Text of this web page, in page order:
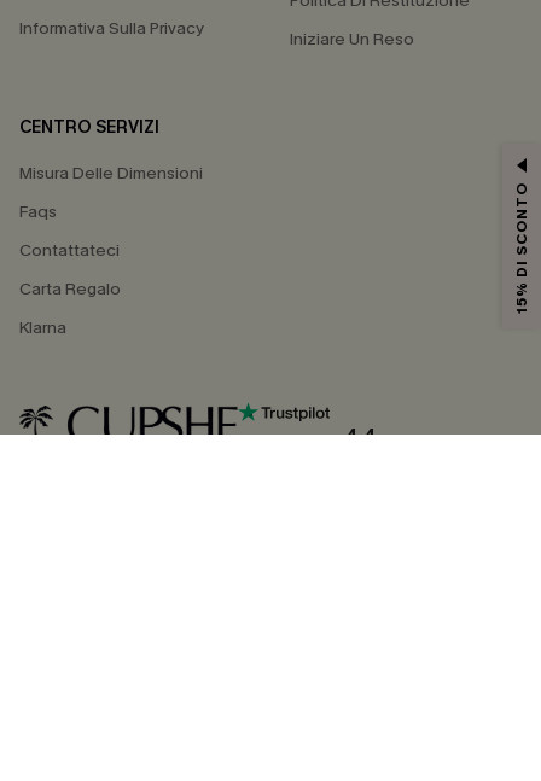
Informativa Sulla Privacy
Iniziare Un Reso
CENTRO SERVIZI
Misura Delle Dimensioni
Faqs
Contattateci
Carta Regalo
Klarna
4.4
15% DI SCONTO